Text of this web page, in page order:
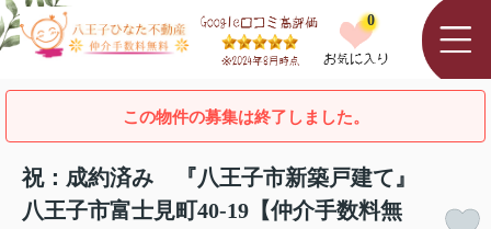
0
この物件の募集は終了しました。
祝：成約済み 『八王子市新築戸建て』
八王子市富士見町40-19【仲介手数料無